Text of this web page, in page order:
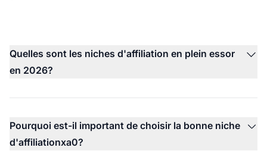
Quelles sont les niches d'affiliation en plein essor
en 2026?
Pourquoi est-il important de choisir la bonne niche
d'affiliationxa0?